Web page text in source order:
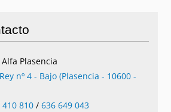
Plasencia
nº 4 - Bajo (Plasencia - 10600 -
410 810/ 636 649 043